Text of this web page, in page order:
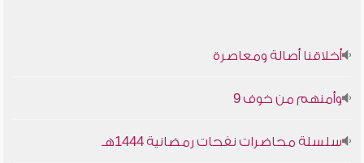
أخلاقنا أصالة ومعاصرة
وأمنهم من خوف 9
سلسلة محاضرات نفحات رمضانية 1444هـ